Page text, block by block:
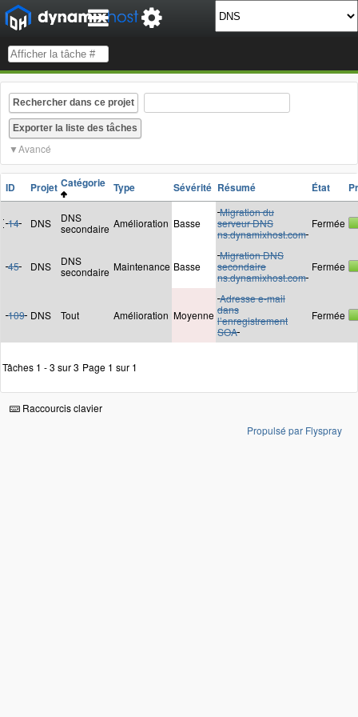
Rechercher dans ce projet
Avancé
ID Projet Catégorie Type Sévérité Résumé État
14 DNS
DNS
secondaire Amélioration Basse
Migration du
serveur DNS
ns.dynamixhost.com
Fermée
45 DNS
DNS
secondaire Maintenance Basse
Migration DNS
secondaire
ns.dynamixhost.com
Fermée
109 DNS Tout Amélioration Moyenne
Adresse e-mail
dans
l’enregistrement
SOA
Fermée
Tâches 1 - 3 sur 3 Page 1 sur 1
Raccourcis clavier
Propulsé par Flyspray